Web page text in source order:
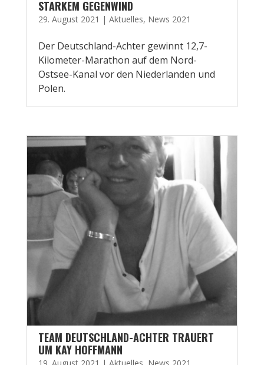
STARKEM GEGENWIND
29. August 2021 | Aktuelles, News 2021
Der Deutschland-Achter gewinnt 12,7-
Kilometer-Marathon auf dem Nord-
Ostsee-Kanal vor den Niederlanden und
Polen.
TEAM DEUTSCHLAND-ACHTER TRAUERT
UM KAY HOFFMANN